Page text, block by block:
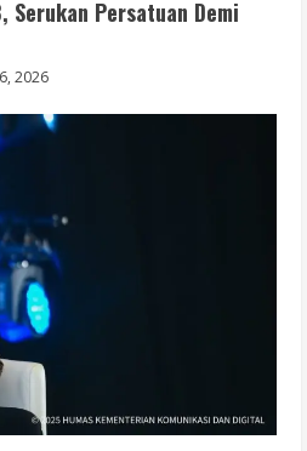
Serukan Persatuan Demi
2026